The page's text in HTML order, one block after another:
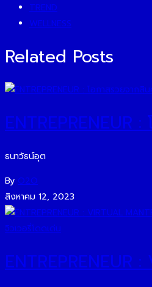
TREND
WELLNESS
Related Posts
ENTREPRENEUR :
ธนาวัธน์อุต
By O2O
สิงหาคม 12, 2023
ENTREPRENEUR :